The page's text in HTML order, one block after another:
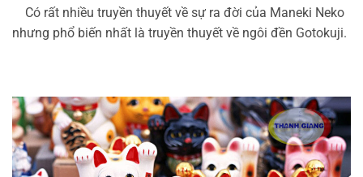
Có rất nhiều truyền thuyết về sự ra đời của Maneki Neko
nhưng phổ biến nhất là truyền thuyết về ngôi đền Gotokuji.